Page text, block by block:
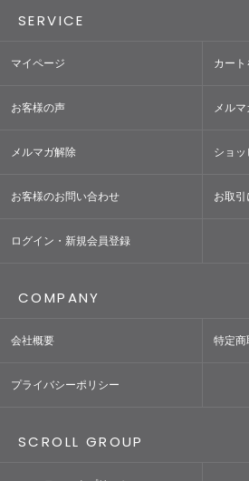
SERVICE
マイページ カー
お客様の声 メル
メルマガ解除 ショ
お客様のお問い合わせ お取
ログイン・新規会員登録
COMPANY
会社概要 特定
プライバシーポリシー
SCROLL GROUP